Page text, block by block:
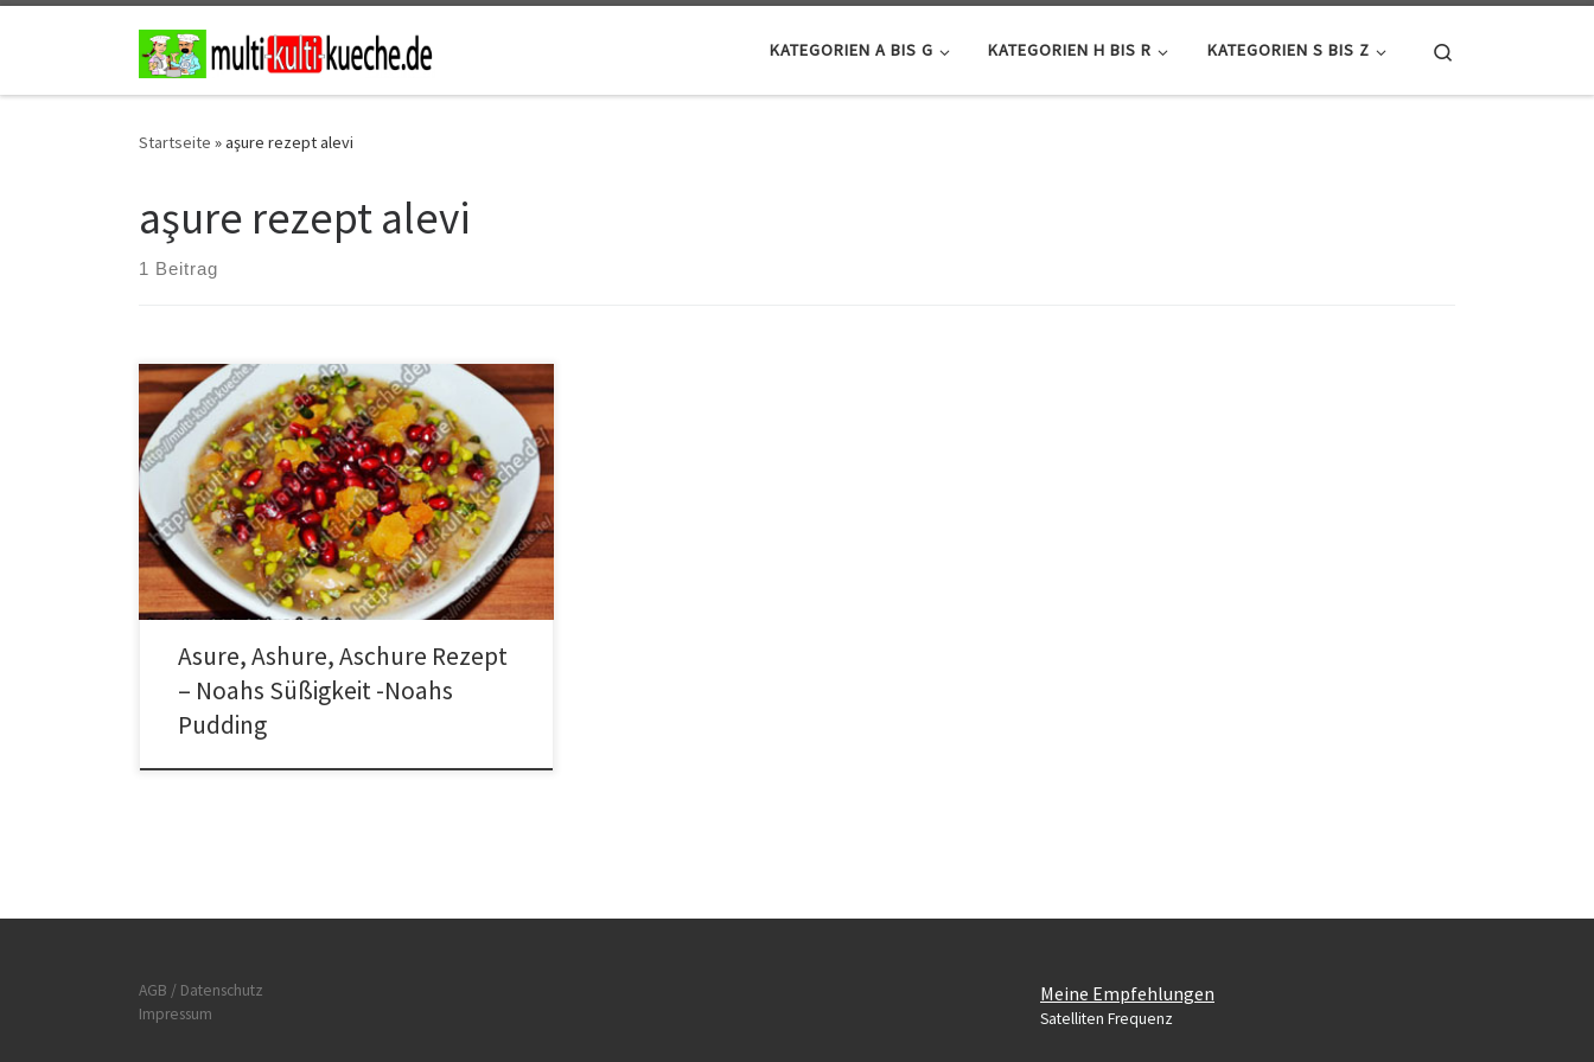
Zum Inhalt springen
KATEGORIEN A BIS G KATEGORIEN H BIS R KATEGORIEN S BIS Z
Startseite »aşure rezept alevi
aşure rezept alevi
1 Beitrag
Zutaten Asure – Noahs Süßigkeit – Noahs Pudding 100g
Weiße Bohnen100g Kichererbsen5 Feigen100g
Weizen100g MilchreisOrangenschale100g
Walnüsse100g Haselnüsse13 getrocknete
Aprikosen100g Mandeln100g Rosinen200g
ZuckerGranatapfel und Pistazien Zubereitung Die
Haselnüsse, die Aprikosen und die Feigen klein
schneiden. Den Weizen, die Kichererbsen und Bohnen
am Vortag in reichlich Wasser einweichen. Am nächsten
Tag alles […]
Asure, Ashure, Aschure Rezept
– Noahs Süßigkeit -Noahs
Pudding
AGB / Datenschutz
Impressum
Meine Empfehlungen
Satelliten Frequenz